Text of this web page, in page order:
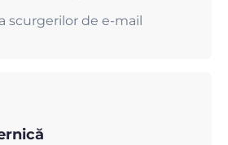
scurgerilor de e-mail